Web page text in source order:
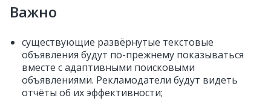
Важно
существующие развёрнутые текстовые
объявления будут по-прежнему показываться
вместе с адаптивными поисковыми
объявлениями. Рекламодатели будут видеть
отчёты об их эффективности;